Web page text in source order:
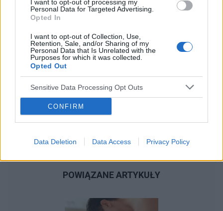
I want to opt-out of processing my
Personal Data for Targeted Advertising.
Opted In
I want to opt-out of Collection, Use,
Retention, Sale, and/or Sharing of my
Personal Data that Is Unrelated with the
Purposes for which it was collected.
Opted Out
Sensitive Data Processing Opt Outs
CONFIRM
Data Deletion Data Access Privacy Policy
POWIĄZANE ARTYKUŁY